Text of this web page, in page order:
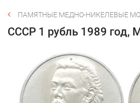
ПАМЯТНЫЕ МЕДНО-НИКЕЛЕВЫЕ
СССР 1 рубль 1989 год,